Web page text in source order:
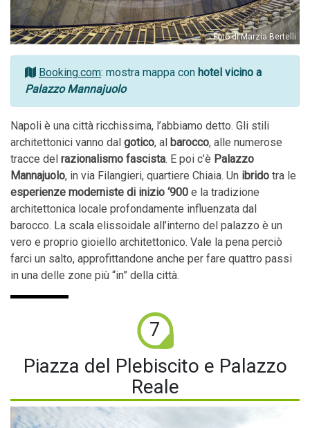
Foto di Marzia Bertelli
Booking.com: mostra mappa con hotel vicino a
Palazzo Mannajuolo
Napoli è una città ricchissima, l’abbiamo detto. Gli stili
architettonici vanno dal gotico, al barocco, alle numerose
tracce del razionalismo fascista. E poi c’è Palazzo
Mannajuolo, in via Filangieri, quartiere Chiaia. Un ibrido tra le
esperienze moderniste di inizio ‘900 e la tradizione
architettonica locale profondamente influenzata dal
barocco. La scala elissoidale all’interno del palazzo è un
vero e proprio gioiello architettonico. Vale la pena perciò
farci un salto, approfittandone anche per fare quattro passi
in una delle zone più “in” della città.
7
Piazza del Plebiscito e Palazzo
Reale